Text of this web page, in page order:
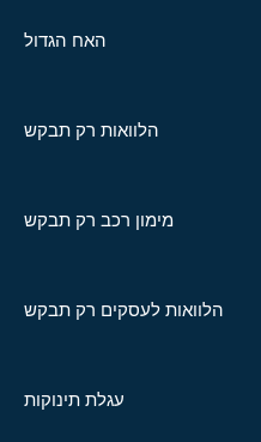
האח הגדול
הלוואות רק תבקש
מימון רכב רק תבקש
הלוואות לעסקים רק תבקש
עגלת תינוקות